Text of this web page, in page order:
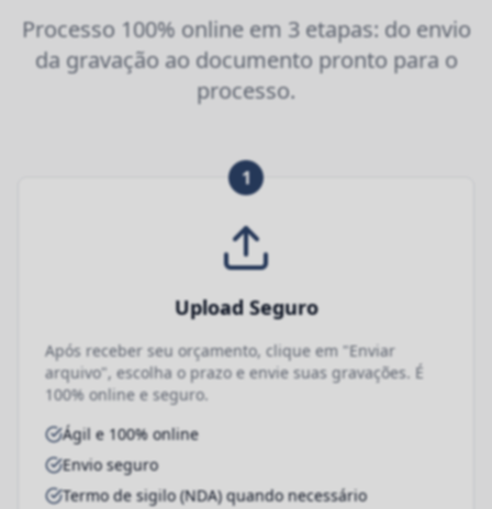
Processo 100% online em 3 etapas: do envio
da gravação ao documento pronto para o
processo.
1
Upload Seguro
Após receber seu orçamento, clique em "Enviar
arquivo", escolha o prazo e envie suas gravações. É
100% online e seguro.
Ágil e 100% online
Envio seguro
Termo de sigilo (NDA) quando necessário